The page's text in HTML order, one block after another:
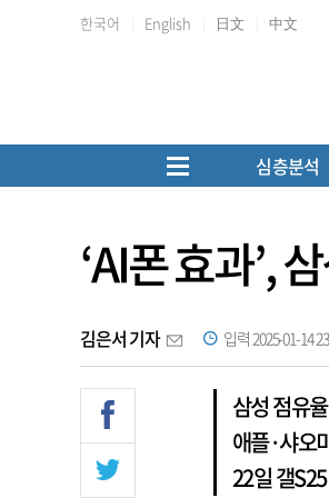
한국어 English 日文 中文
심층분석
‘AI폰 효과’,
김은서 기자 입력 2025-01-14
삼성 점유
애플·샤오
22일 갤